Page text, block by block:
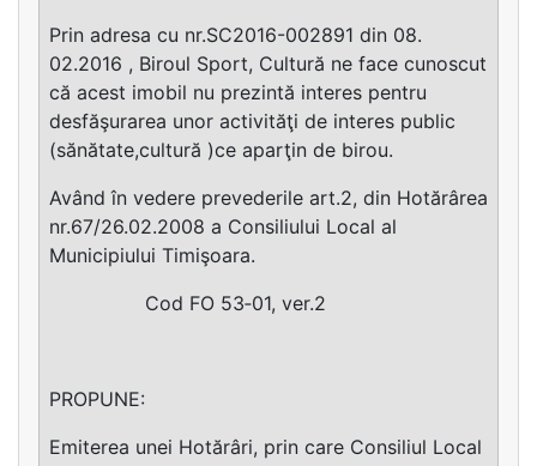
Prin adresa cu nr.SC2016-002891 din 08.
02.2016 , Biroul Sport, Cultură ne face cunoscut
că acest imobil nu prezintă interes pentru
desfăşurarea unor activităţi de interes public
(sănătate,cultură )ce aparţin de birou.
Având în vedere prevederile art.2, din Hotărârea
nr.67/26.02.2008 a Consiliului Local al
Municipiului Timişoara.
Cod FO 53‐01, ver.2
PROPUNE:
Emiterea unei Hotărâri, prin care Consiliul Local